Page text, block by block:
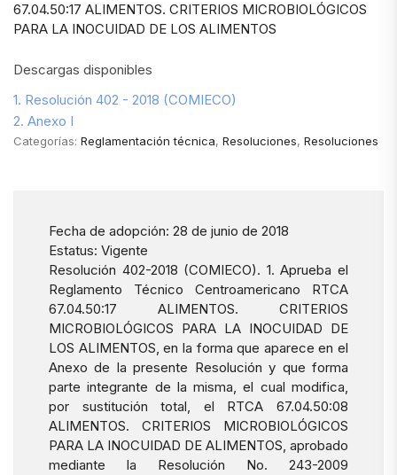
67.04.50:17 ALIMENTOS. CRITERIOS MICROBIOLÓGICOS
PARA LA INOCUIDAD DE LOS ALIMENTOS
Descargas disponibles
1. Resolución 402 - 2018 (COMIECO)
2. Anexo I
Categorías: Reglamentación técnica, Resoluciones, Resoluciones
Fecha de adopción: 28 de junio de 2018
Estatus: Vigente
Resolución 402-2018 (COMIECO). 1. Aprueba el
Reglamento Técnico Centroamericano RTCA
67.04.50:17 ALIMENTOS. CRITERIOS
MICROBIOLÓGICOS PARA LA INOCUIDAD DE
LOS ALIMENTOS, en la forma que aparece en el
Anexo de la presente Resolución y que forma
parte integrante de la misma, el cual modifica,
por sustitución total, el RTCA 67.04.50:08
ALIMENTOS. CRITERIOS MICROBIOLÓGICOS
PARA LA INOCUIDAD DE ALIMENTOS, aprobado
mediante la Resolución No. 243-2009